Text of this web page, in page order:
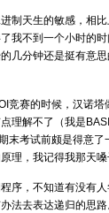
制天生的敏感，相
我不到一个小时的
几分钟还是挺有意
竞赛的时候，汉诺
理解不了（我是
末考试前颇是得意
理，我记得我那天
序，不知道有没有
法去表达递归的思